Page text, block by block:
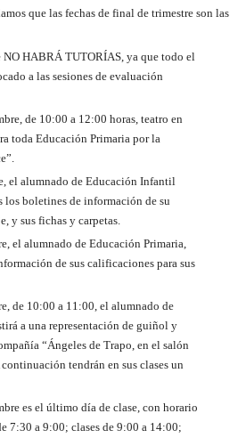
que las fechas de final de trimestre son las
NO HABRÁ TUTORÍAS, ya que todo el
a las sesiones de evaluación
de 10:00 a 12:00 horas, teatro en
toda Educación Primaria por la
el alumnado de Educación Infantil
los boletines de información de su
y sus fichas y carpetas.
el alumnado de Educación Primaria,
de sus calificaciones para sus
de 10:00 a 11:00, el alumnado de
a una representación de guiñol y
“Ángeles de Trapo, en el salón
tendrán en sus clases un
es el último día de clase, con horario
7:30 a 9:00; clases de 9:00 a 14:00;